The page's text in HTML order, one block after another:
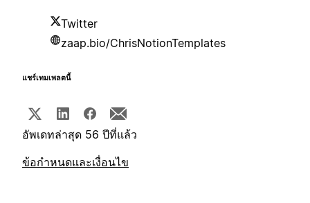
Twitter
zaap.bio/ChrisNotionTemplates
แชร์เทมเพลตนี้
อัพเดทล่าสุด 56 ปีที่แล้ว
ข้อกำหนดและเงื่อนไข